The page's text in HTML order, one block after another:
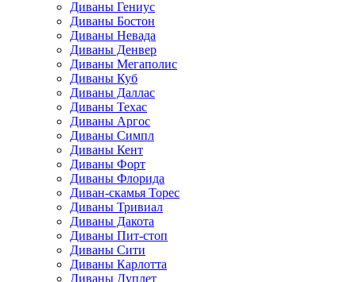
Диваны Гениус
Диваны Бостон
Диваны Невада
Диваны Денвер
Диваны Мегаполис
Диваны Куб
Диваны Даллас
Диваны Техас
Диваны Аргос
Диваны Симпл
Диваны Кент
Диваны Форт
Диваны Флорида
Диван-скамья Торес
Диваны Тривиал
Диваны Дакота
Диваны Пит-стоп
Диваны Сити
Диваны Карлотта
Диваны Дуплет